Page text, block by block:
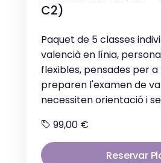
C2)
Paquet de 5 classes
valencià en línia,
flexibles, pensades per
preparen l'examen de
necessiten orientació i
99,00 €
Reservar